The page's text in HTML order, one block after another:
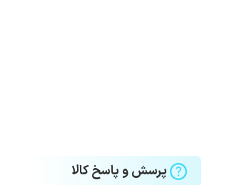
پرسش و پاسخ کالا